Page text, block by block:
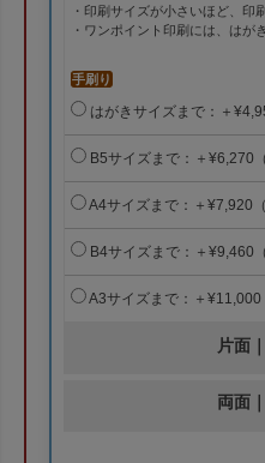
・印刷サイズが小さいほど、印
・ワンポイント印刷には、はが
手刷り
はがきサイズまで：＋
B5サイズまで：＋¥6,270
A4サイズまで：＋¥7,920
B4サイズまで：＋¥9,460
A3サイズまで：＋¥11,000
片面
両面